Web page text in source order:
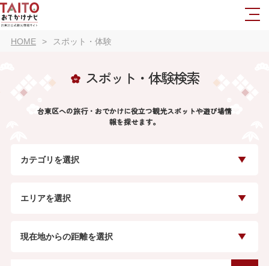
HOME スポット・体験
スポット・体験検索
台東区への旅行・おでかけに役立つ観光スポットや遊び場情
報を探せます。
カテゴリを選択
エリアを選択
現在地からの距離を選択